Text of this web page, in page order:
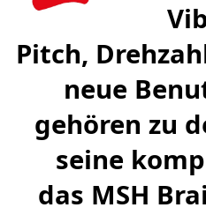
Pitch,
neue
gehören zu
seine
das MSH